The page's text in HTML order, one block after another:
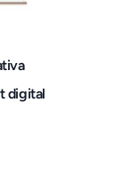
digital